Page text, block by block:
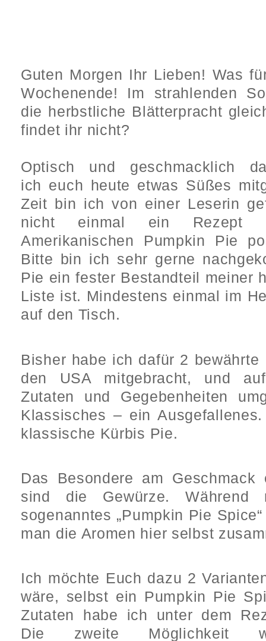
Guten Morgen Ihr Lieben! Was
Wochenende! Im strahlenden
die herbstliche Blätterpracht
findet ihr nicht?
Optisch und geschmacklich
ich euch heute etwas Süßes
Zeit bin ich von einer Leserin
nicht einmal ein Rezept
Amerikanischen Pumpkin Pie
Bitte bin ich sehr gerne
Pie ein fester Bestandteil meiner
Liste ist. Mindestens einmal im
auf den Tisch.
Bisher habe ich dafür 2
den USA mitgebracht, und
Zutaten und Gegebenheiten
Klassisches – ein
klassische Kürbis Pie.
Das Besondere am
sind die Gewürze.
sogenanntes „Pumpkin Pie
man die Aromen hier selbst
Ich möchte Euch dazu 2
wäre, selbst ein Pumpkin Pie
Zutaten habe ich unter dem
Die zweite Möglichkeit